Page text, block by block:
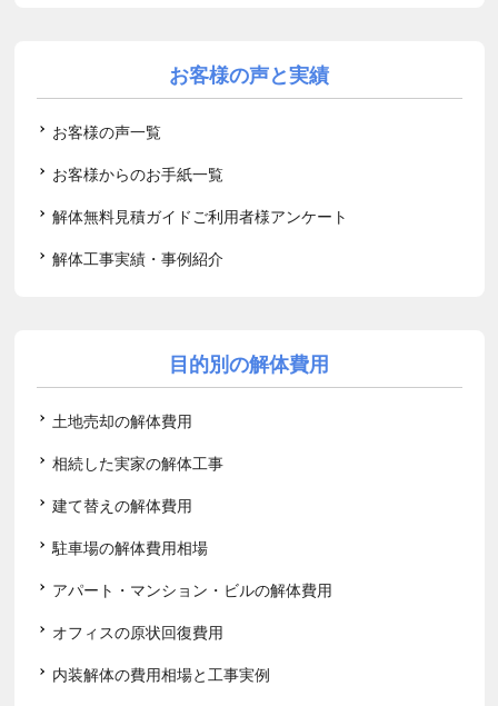
お客様の声と実績
お客様の声一覧
お客様からのお手紙一覧
解体無料見積ガイドご利用者様アンケート
解体工事実績・事例紹介
目的別の解体費用
土地売却の解体費用
相続した実家の解体工事
建て替えの解体費用
駐車場の解体費用相場
アパート・マンション・ビルの解体費用
オフィスの原状回復費用
内装解体の費用相場と工事実例